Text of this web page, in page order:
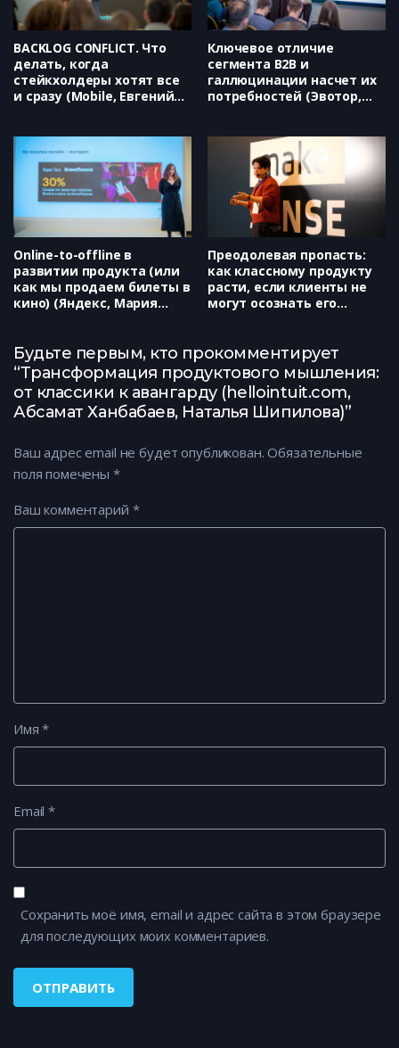
BACKLOG CONFLICT. Что
делать, когда
стейкхолдеры хотят все
и сразу (Mobile, Евгений
Ключевое отличие
сегмента B2B и
галлюцинации насчет их
потребностей (Эвотор,
Online-to-offline в
развитии продукта (или
как мы продаем билеты в
кино) (Яндекс, Мария
Преодолевая пропасть:
как классному продукту
расти, если клиенты не
могут осознать его
Будьте первым, кто прокомментирует
“Трансформация продуктового мышления:
от классики к авангарду (hellointuit.com,
Абсамат Ханбабаев, Наталья Шипилова)”
Ваш адрес email не будет опубликован. Обязательные
поля помечены *
Ваш комментарий *
Имя*
Email*
Сохранить моё имя, email и адрес сайта в этом браузере
для последующих моих комментариев.